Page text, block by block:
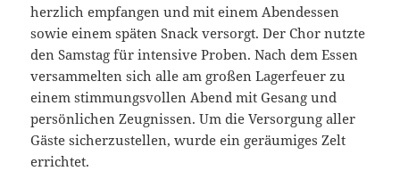
herzlich empfangen und mit einem Abendessen
sowie einem späten Snack versorgt. Der Chor nutzte
den Samstag für intensive Proben. Nach dem Essen
versammelten sich alle am großen Lagerfeuer zu
einem stimmungsvollen Abend mit Gesang und
persönlichen Zeugnissen. Um die Versorgung aller
Gäste sicherzustellen, wurde ein geräumiges Zelt
errichtet.